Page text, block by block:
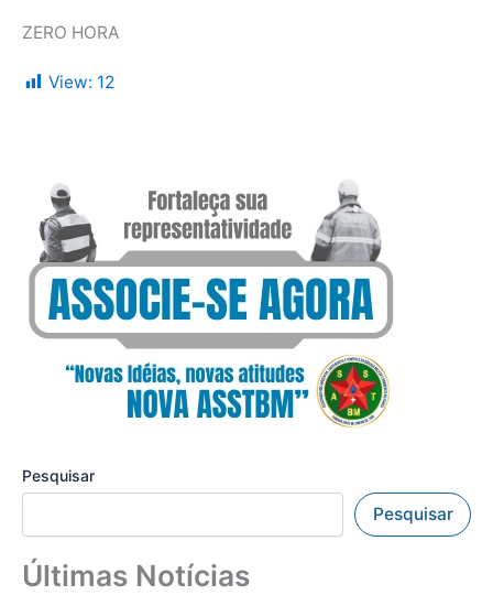
ZERO HORA
View: 12
Pesquisar
Pesquisar
Últimas Notícias